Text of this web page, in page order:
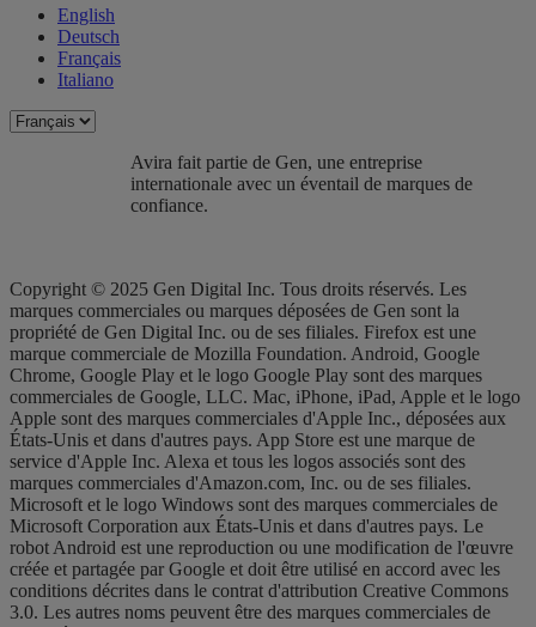
English
Deutsch
Français
Italiano
Avira fait partie de Gen, une entreprise
internationale avec un éventail de marques de
confiance.​
Copyright © 2025 Gen Digital Inc. Tous droits réservés. Les
marques commerciales ou marques déposées de Gen sont la
propriété de Gen Digital Inc. ou de ses filiales. Firefox est une
marque commerciale de Mozilla Foundation. Android, Google
Chrome, Google Play et le logo Google Play sont des marques
commerciales de Google, LLC. Mac, iPhone, iPad, Apple et le logo
Apple sont des marques commerciales d'Apple Inc., déposées aux
États-Unis et dans d'autres pays. App Store est une marque de
service d'Apple Inc. Alexa et tous les logos associés sont des
marques commerciales d'Amazon.com, Inc. ou de ses filiales.
Microsoft et le logo Windows sont des marques commerciales de
Microsoft Corporation aux États-Unis et dans d'autres pays. Le
robot Android est une reproduction ou une modification de l'œuvre
créée et partagée par Google et doit être utilisé en accord avec les
conditions décrites dans le contrat d'attribution Creative Commons
3.0. Les autres noms peuvent être des marques commerciales de